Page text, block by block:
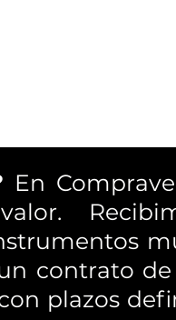
En
contrato
plazos